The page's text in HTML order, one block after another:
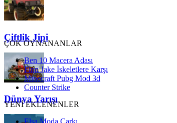
Çiftlik Jipi
Dünya Yarışı
ÇOK OYNANANLAR
Ben 10 Macera Adası
Finn Jake İskeletlere Karşı
Minecraft Pubg Mod 3d
Counter Strike
YENİ EKLENENLER
Elsa Moda Çarkı